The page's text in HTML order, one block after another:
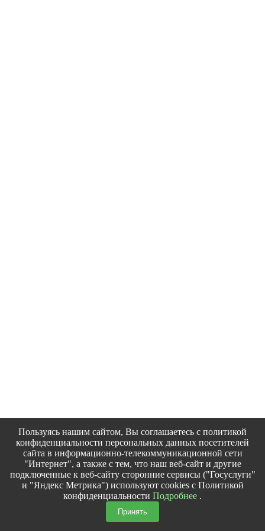
Пользуясь нашим сайтом, Вы соглашаетесь с политикой
конфиденциальности персональных данных посетителей
сайта в информационно-телекоммуникационной сети
"Интернет", а также с тем, что наш веб-сайт и другие
подключенные к веб-сайту сторонние сервисы ("Госуслуги"
и "Яндекс Метрика") используют cookies с Политикой
конфиденциальности Подробнее .
Принять